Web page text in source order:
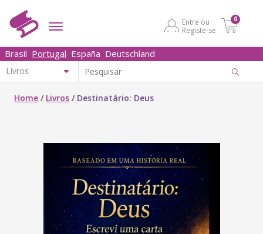
Entre ou
Registe-se
0
Brasil Portugal España Deutschland
Home / Livros / Destinatário: Deus